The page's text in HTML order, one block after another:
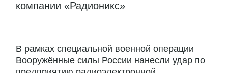
компании «Радионикс»
В рамках специальной военной операции
Вооружённые силы России нанесли удар по